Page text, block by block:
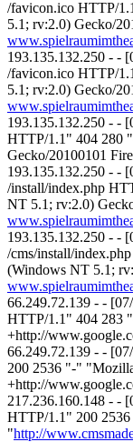
/favicon.ico HTTP/
5.1; rv:2.0) Gecko/
193.135.132.250 - -
/favicon.ico HTTP/
5.1; rv:2.0) Gecko/
193.135.132.250 - -
HTTP/1.1" 404 280
Gecko/20100101
193.135.132.250 - -
/install/index.php
NT 5.1; rv:2.0)
193.135.132.250 - -
/cms/install/
(Windows NT 5.1;
66.249.72.139 - -
HTTP/1.1" 404 283
+http://
66.249.72.139 - -
200 2536 "-"
+http://
217.236.160.148 - -
HTTP/1.1" 200 2536
"http://